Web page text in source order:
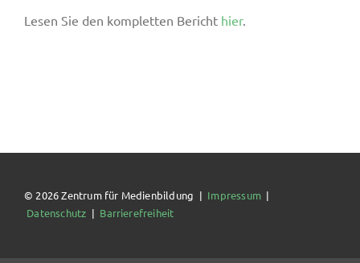
Lesen Sie den kompletten Bericht hier.
© 2026 Zentrum für Medienbildung | Impressum|
Datenschutz | Barrierefreiheit